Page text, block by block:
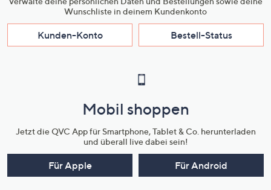
Wunschliste in deinem Kundenkonto
Kunden-Konto Bestell-Status
Mobil shoppen
Jetzt die QVC App für Smartphone, Tablet & Co. herunterladen
und überall live dabei sein!
Für Apple Für Android